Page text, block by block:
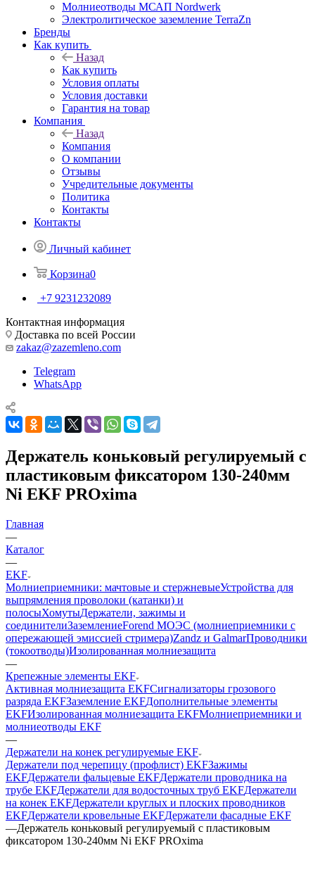
Молниеотводы МСАП Nordwerk
Электролитическое заземление TerraZn
Бренды
Как купить
Назад
Как купить
Условия оплаты
Условия доставки
Гарантия на товар
Компания
Назад
Компания
О компании
Отзывы
Учредительные документы
Политика
Контакты
Контакты
Личный кабинет
Корзина0
+7 9231232089
Контактная информация
Доставка по всей России
zakaz@zazemleno.com
Telegram
WhatsApp
Держатель коньковый регулируемый с
пластиковым фиксатором 130-240мм
Ni EKF PROxima
Главная
—
Каталог
—
EKF
Молниеприемники: мачтовые и стержневыеУстройства для
выпрямления проволоки (катанки) и
полосыХомутыДержатели, зажимы и
соединителиЗаземлениеForend МОЭС (молниеприемники с
опережающей эмиссией стримера)Zandz и GalmarПроводники
(токоотводы)Изолированная молниезащита
—
Крепежные элементы EKF
Активная молниезащита EKFСигнализаторы грозового
разряда EKFЗаземление EKFДополнительные элементы
EKFИзолированная молниезащита EKFМолниеприемники и
молниеотводы EKF
—
Держатели на конек регулируемые EKF
Держатели под черепицу (профлист) EKFЗажимы
EKFДержатели фальцевые EKFДержатели проводника на
трубе EKFДержатели для водосточных труб EKFДержатели
на конек EKFДержатели круглых и плоских проводников
EKFДержатели кровельные EKFДержатели фасадные EKF
—Держатель коньковый регулируемый с пластиковым
фиксатором 130-240мм Ni EKF PROxima